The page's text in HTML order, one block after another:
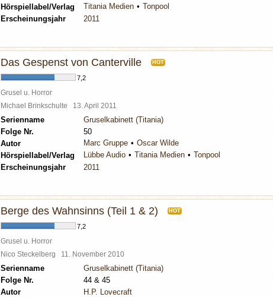
Hörspiellabel/Verlag
Titania Medien
Tonpool
Erscheinungsjahr
2011
Das Gespenst von Canterville HOT
7,2
Grusel u. Horror
Michael Brinkschulte 13. April 2011
Serienname
Gruselkabinett (Titania)
Folge Nr.
50
Autor
Marc Gruppe
Oscar Wilde
Hörspiellabel/Verlag
Lübbe Audio Titania Medien
Tonpool
Erscheinungsjahr
2011
Berge des Wahnsinns (Teil 1 & 2) HOT
7,2
Grusel u. Horror
Nico Steckelberg 11. November 2010
Serienname
Gruselkabinett (Titania)
Folge Nr.
44 & 45
Autor
H.P. Lovecraft